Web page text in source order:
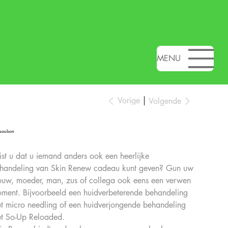
MENU
Vorige Volgende
u dat u iemand anders ook een heerlijke
van Skin Renew cadeau kunt geven? Gun uw
moeder, man, zus of collega ook eens een verwen
Bijvoorbeeld een huidverbeterende behandeling
micro needling of een huidverjongende behandeling
So-Up Reloaded.